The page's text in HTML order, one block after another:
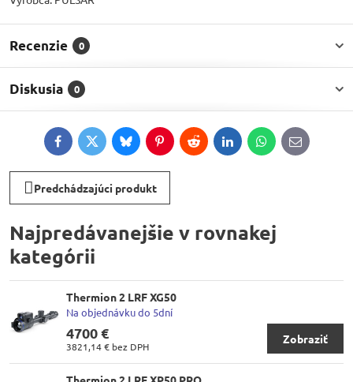
Recenzie 0
Diskusia 0
FacebookTwitterBlueskyPinterestRedditLinkedInWhatsApp
E-
mail
Predchádzajúci produkt
Najpredávanejšie v rovnakej
kategórii
Thermion 2 LRF XG50
Na objednávku do 5dní
4700 €
3821,14 € bez DPH
Zobraziť